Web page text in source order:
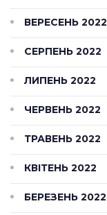
ВЕРЕСЕНЬ 2022
СЕРПЕНЬ 2022
ЛИПЕНЬ 2022
ЧЕРВЕНЬ 2022
ТРАВЕНЬ 2022
КВІТЕНЬ 2022
БЕРЕЗЕНЬ 2022